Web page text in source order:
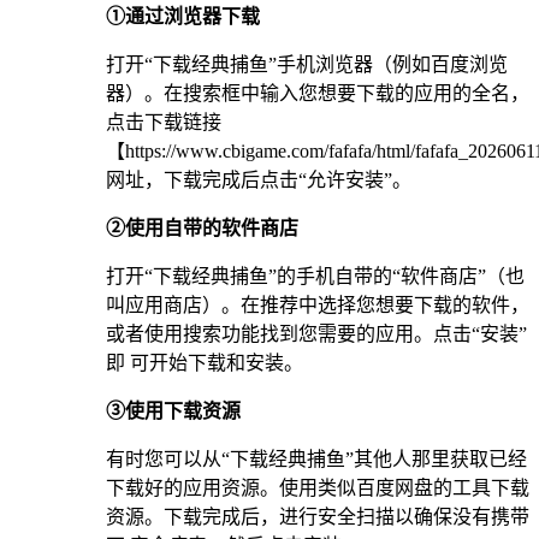
①通过浏览器下载
打开“下载经典捕鱼”手机浏览器（例如百度浏览
器）。在搜索框中输入您想要下载的应用的全名，
点击下载链接
【https://www.cbigame.com/fafafa/html/
网址，下载完成后点击“允许安装”。
②使用自带的软件商店
打开“下载经典捕鱼”的手机自带的“软件商店”（也
叫应用商店）。在推荐中选择您想要下载的软件，
或者使用搜索功能找到您需要的应用。点击“安装”
即 可开始下载和安装。
③使用下载资源
有时您可以从“下载经典捕鱼”其他人那里获取已经
下载好的应用资源。使用类似百度网盘的工具下载
资源。下载完成后，进行安全扫描以确保没有携带